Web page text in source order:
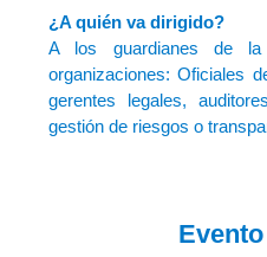
¿A quién va dirigido?
A los guardianes de
organizaciones: Oficiales
gerentes legales,
gestión de riesgos o